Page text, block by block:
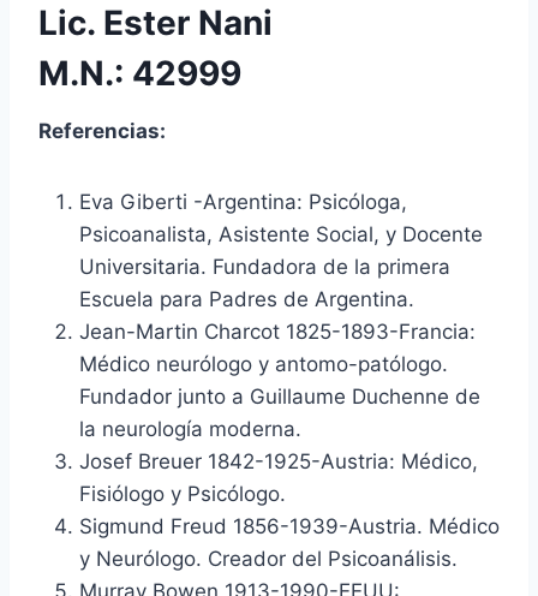
Lic. Ester Nani
M.N.: 42999
Referencias:
Eva Giberti -Argentina: Psicóloga,
Psicoanalista, Asistente Social, y Docente
Universitaria. Fundadora de la primera
Escuela para Padres de Argentina.
Jean-Martin Charcot 1825-1893-Francia:
Médico neurólogo y antomo-patólogo.
Fundador junto a Guillaume Duchenne de
la neurología moderna.
Josef Breuer 1842-1925-Austria: Médico,
Fisiólogo y Psicólogo.
Sigmund Freud 1856-1939-Austria. Médico
y Neurólogo. Creador del Psicoanálisis.
Murray Bowen 1913-1990-EEUU: